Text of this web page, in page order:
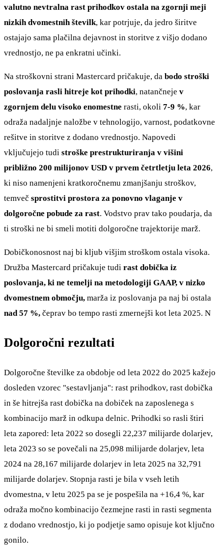
valutno nevtralna rast prihodkov ostala na zgornji meji
nizkih dvomestnih številk, kar potrjuje, da jedro širitve
ostajajo sama plačilna dejavnost in storitve z višjo dodano
vrednostjo, ne pa enkratni učinki.
Na stroškovni strani Mastercard pričakuje, da bodo stroški
poslovanja rasli hitreje kot prihodki, natančneje v
zgornjem delu visoko enomestne rasti, okoli 7-9 %, kar
odraža nadaljnje naložbe v tehnologijo, varnost, podatkovne
rešitve in storitve z dodano vrednostjo. Napovedi
vključujejo tudi stroške prestrukturiranja v višini
približno 200 milijonov USD v prvem četrtletju leta 2026,
ki niso namenjeni kratkoročnemu zmanjšanju stroškov,
temveč sprostitvi prostora za ponovno vlaganje v
dolgoročne pobude za rast. Vodstvo prav tako poudarja, da
ti stroški ne bi smeli motiti dolgoročne trajektorije marž.
Dobičkonosnost naj bi kljub višjim stroškom ostala visoka.
Družba Mastercard pričakuje tudi rast dobička iz
poslovanja, ki ne temelji na metodologiji GAAP, v nizko
dvomestnem območju, marža iz poslovanja pa naj bi ostala
nad 57 %, čeprav bo tempo rasti zmernejši kot leta 2025. N
Dolgoročni rezultati
Dolgoročne številke za obdobje od leta 2022 do 2025 kažejo
dosleden vzorec "sestavljanja": rast prihodkov, rast dobička
in še hitrejša rast dobička na dobiček na zaposlenega s
kombinacijo marž in odkupa delnic. Prihodki so rasli štiri
leta zapored: leta 2022 so dosegli 22,237 milijarde dolarjev,
leta 2023 so se povečali na 25,098 milijarde dolarjev, leta
2024 na 28,167 milijarde dolarjev in leta 2025 na 32,791
milijarde dolarjev. Stopnja rasti je bila v vseh letih
dvomestna, v letu 2025 pa se je pospešila na +16,4 %, kar
odraža močno kombinacijo čezmejne rasti in rasti segmenta
z dodano vrednostjo, ki jo podjetje samo opisuje kot ključno
gonilo.